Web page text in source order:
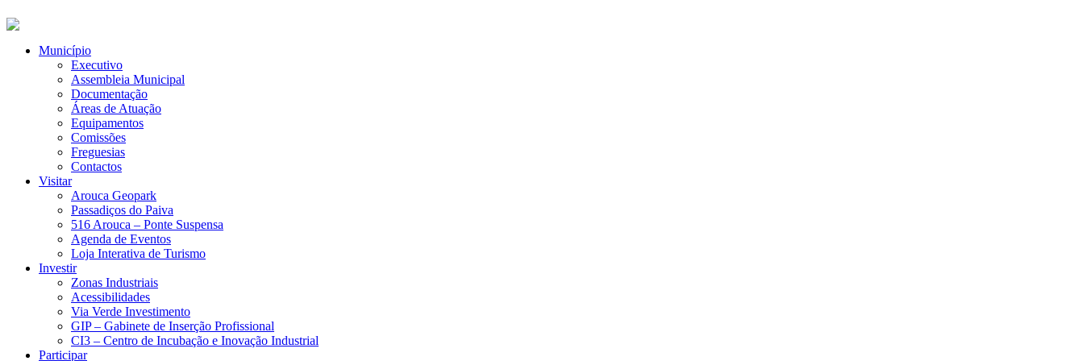
Município
Executivo
Assembleia Municipal
Documentação
Áreas de Atuação
Equipamentos
Comissões
Freguesias
Contactos
Visitar
Arouca Geopark
Passadiços do Paiva
516 Arouca – Ponte Suspensa
Agenda de Eventos
Loja Interativa de Turismo
Investir
Zonas Industriais
Acessibilidades
Via Verde Investimento
GIP – Gabinete de Inserção Profissional
CI3 – Centro de Incubação e Inovação Industrial
Participar